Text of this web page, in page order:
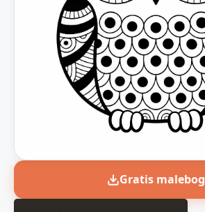
Gratis malebog